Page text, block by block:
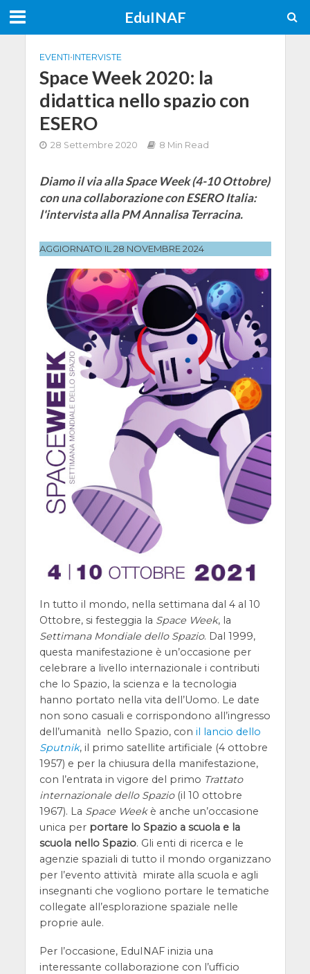
EduINAF
EVENTI•INTERVISTE
Space Week 2020: la
didattica nello spazio con
ESERO
28 Settembre 2020 8 Min Read
Diamo il via alla Space Week (4-10 Ottobre)
con una collaborazione con ESERO Italia:
l'intervista alla PM Annalisa Terracina.
AGGIORNATO IL 28 NOVEMBRE 2024
In tutto il mondo, nella settimana dal 4 al 10
Ottobre, si festeggia la Space Week, la
Settimana Mondiale dello Spazio. Dal 1999,
questa manifestazione è un’occasione per
celebrare a livello internazionale i contributi
che lo Spazio, la scienza e la tecnologia
hanno portato nella vita dell’Uomo. Le date
non sono casuali e corrispondono all’ingresso
dell’umanità nello Spazio, con il lancio dello
Sputnik, il primo satellite artificiale (4 ottobre
1957) e per la chiusura della manifestazione,
con l’entrata in vigore del primo Trattato
internazionale dello Spazio(il 10 ottobre
1967). La Space Weekè anche un’occasione
unica per portare lo Spazio a scuola e la
scuola nello Spazio. Gli enti di ricerca e le
agenzie spaziali di tutto il mondo organizzano
per l’evento attività mirate alla scuola e agli
insegnanti che vogliono portare le tematiche
collegate all’esplorazione spaziale nelle
proprie aule.
Per l’occasione, EduINAF inizia una
interessante collaborazione con l’ufficio